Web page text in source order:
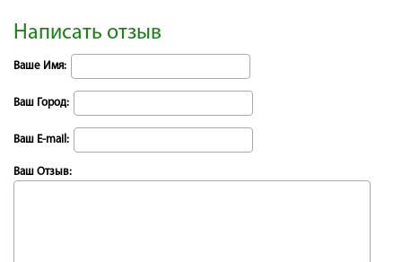
Написать отзыв
Ваше Имя:
Ваш Город:
Ваш E-mail:
Ваш Отзыв: